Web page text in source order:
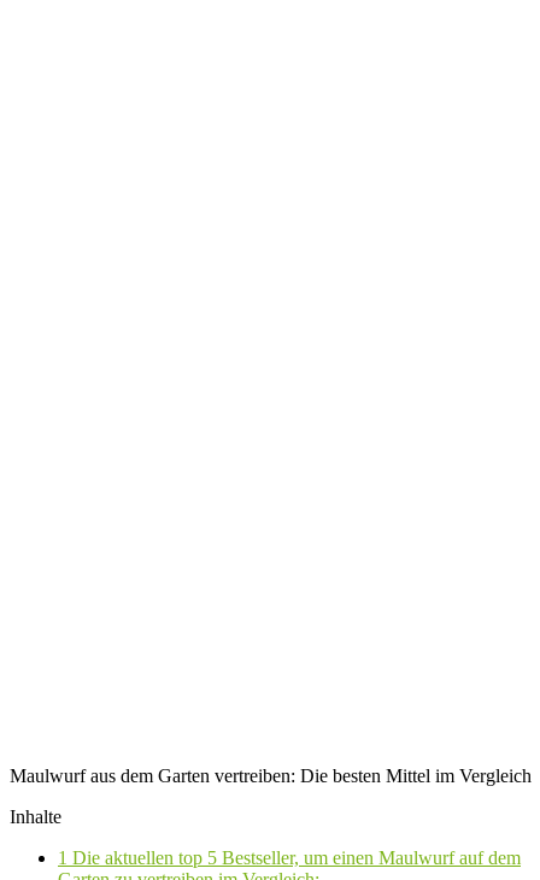
Maulwurf aus dem Garten vertreiben: Die besten Mittel im Vergleich
Inhalte
1 Die aktuellen top 5 Bestseller, um einen Maulwurf auf dem